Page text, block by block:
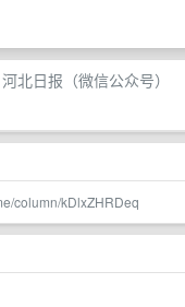
河北日报（微信公众号）
column/kDlxZHRDeq